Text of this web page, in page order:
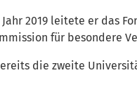
Jahr 2019 leitete er
für besondere
die zweite